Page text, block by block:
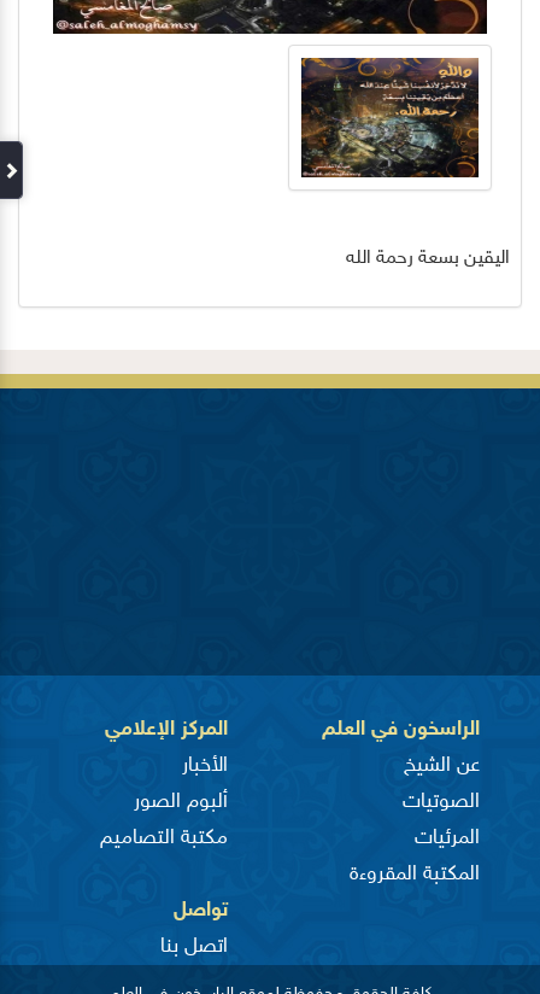
اليقين بسعة رحمة الله
الراسخون في العلم
عن الشيخ
الصوتيات
المرئيات
المكتبة المقروءة
المركز الإعلامي
الأخبار
ألبوم الصور
مكتبة التصاميم
تواصل
اتصل بنا